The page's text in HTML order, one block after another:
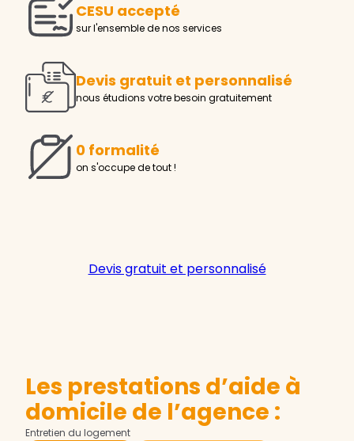
CESU accepté
sur l'ensemble de nos services
Devis gratuit et personnalisé
nous étudions votre besoin gratuitement
0 formalité
on s'occupe de tout !
Devis gratuit et personnalisé
Les prestations d’aide à
domicile de l’agence :
Entretien du logement